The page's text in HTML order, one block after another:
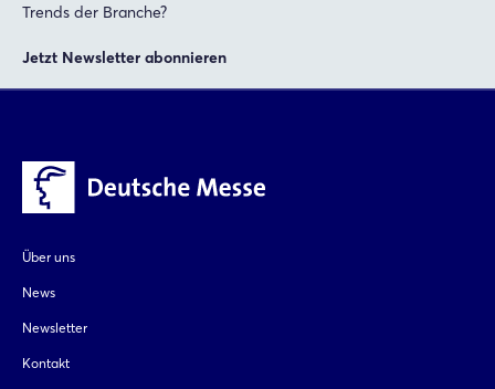
Trends der Branche?
Jetzt Newsletter abonnieren
Über uns
News
Newsletter
Kontakt